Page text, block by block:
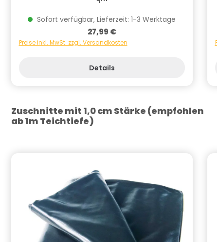
Sofort verfügbar, Lieferzeit: 1-3 Werktage
Regulärer Preis:
27,99 €
Preise inkl. MwSt. zzgl. Versandkosten
Details
Zuschnitte mit 1,0 cm Stärke (empfohlen
ab 1m Teichtiefe)